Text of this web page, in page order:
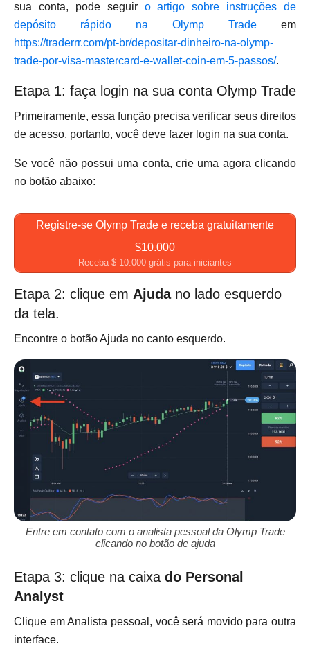
sua conta, pode seguir o artigo sobre instruções de
depósito rápido na Olymp Trade em
https://traderrr.com/pt-br/depositar-dinheiro-na-olymp-
trade-por-visa-mastercard-e-wallet-coin-em-5-passos/.
Etapa 1: faça login na sua conta Olymp Trade
Primeiramente, essa função precisa verificar seus direitos
de acesso, portanto, você deve fazer login na sua conta.
Se você não possui uma conta, crie uma agora clicando
no botão abaixo:
Registre-se Olymp Trade e receba gratuitamente
$10.000
Receba $ 10.000 grátis para iniciantes
Etapa 2: clique em Ajudano lado esquerdo
da tela.
Encontre o botão Ajuda no canto esquerdo.
Entre em contato com o analista pessoal da Olymp Trade
clicando no botão de ajuda
Etapa 3: clique na caixa do Personal
Analyst
Clique em Analista pessoal, você será movido para outra
interface.